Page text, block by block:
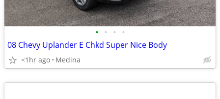
• • • •
08 Chevy Uplander E Chkd Super Nice Body
<1hr ago Medina